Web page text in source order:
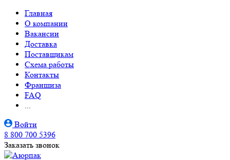
Главная
О компании
Вакансии
Доставка
Поставщикам
Схема работы
Контакты
Франшиза
FAQ
...
Войти
8 800 700 5396
Заказать звонок